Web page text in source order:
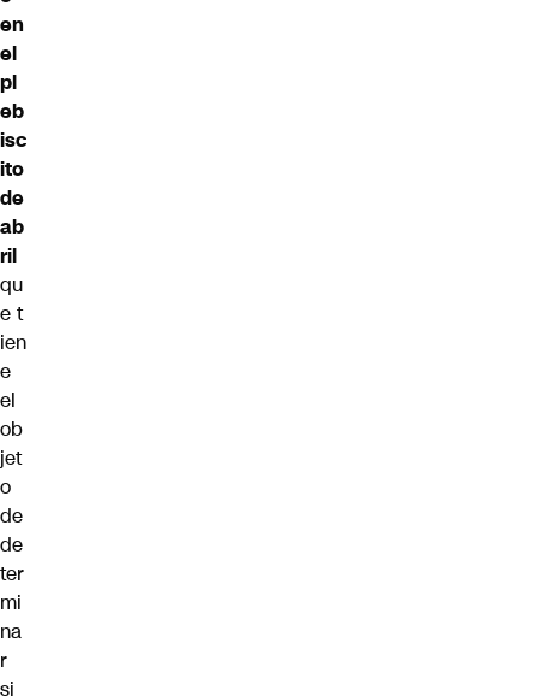
en
el
pl
eb
isc
ito
de
ab
ril
qu
e t
ien
e
el
ob
jet
o
de
de
ter
mi
na
r
si